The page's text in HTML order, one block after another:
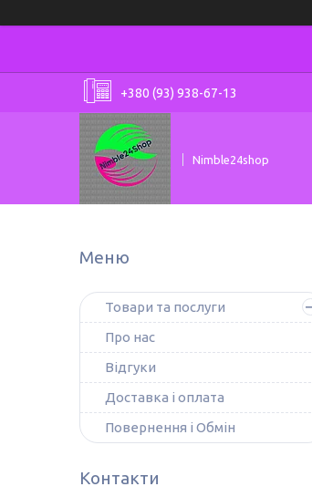
+380 (93) 938-67-13
Nimble24shop
Товари та послуги
Про нас
Відгуки
Доставка і оплата
Повернення і Обмін
Контакти